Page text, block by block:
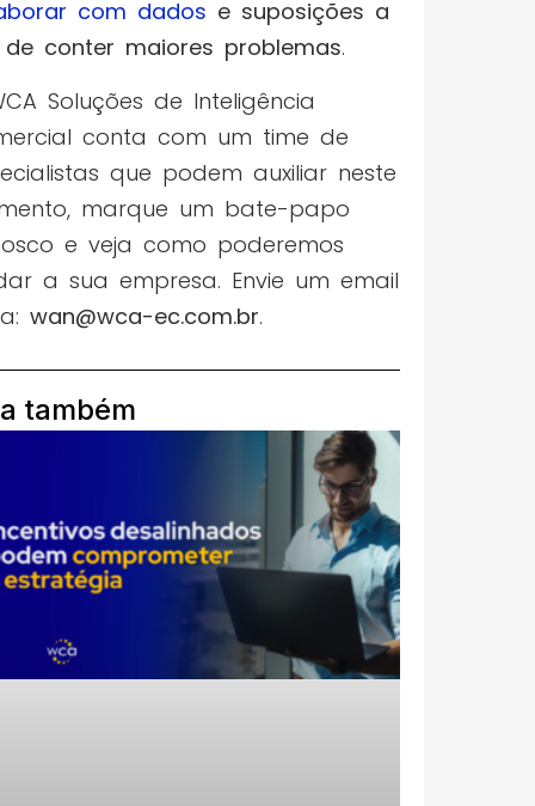
com dados e suposições a
conter maiores problemas.
Soluções de Inteligência
conta com um time de
que podem auxiliar neste
marque um bate-papo
e veja como poderemos
a sua empresa. Envie um email
wan@wca-ec.com.br.
também